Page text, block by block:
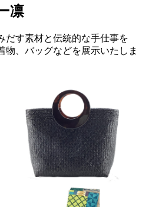
凛
だす素材と伝統的な手仕事を
物、バッグなどを展示いたしま